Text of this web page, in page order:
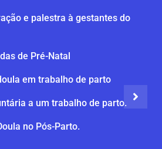
e palestra à gestantes do
de Pré-Natal
em trabalho de parto
a um trabalho de parto.
no Pós-Parto.